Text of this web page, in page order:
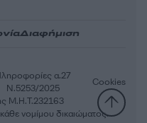
Διαφήμιση
Μ.Η.Τ.232163
α.27
Ν.5253/2025
Cookies
νομίμου δικαιώματος.